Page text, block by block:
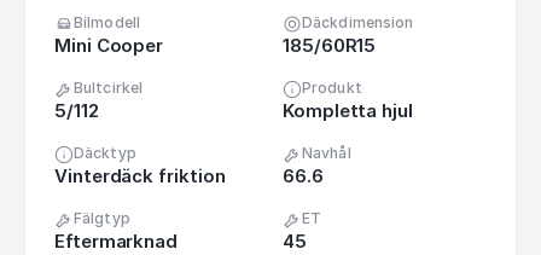
Bilmodell
Mini Cooper
Däckdimension
185/60R15
Bultcirkel
5/112
Produkt
Kompletta hjul
Däcktyp
Vinterdäck friktion
Navhål
66.6
Fälgtyp
Eftermarknad
ET
45